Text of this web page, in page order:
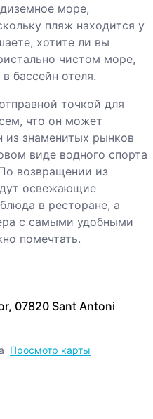
07820 Sant Antoni
Просмотр карты
море,
пляж находится у
хотите ли вы
чистом море,
бассейн отеля.
точкой для
что он может
из знаменитых рынков
виде водного спорта
возвращении из
освежающие
в ресторане, а
с самыми удобными
помечтать.